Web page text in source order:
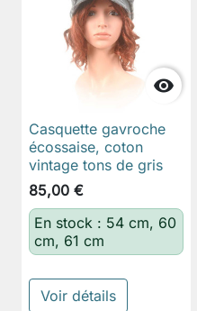

Casquette gavroche
écossaise, coton
vintage tons de gris
85,00 €
En stock : 54 cm, 60
cm, 61 cm
Voir détails